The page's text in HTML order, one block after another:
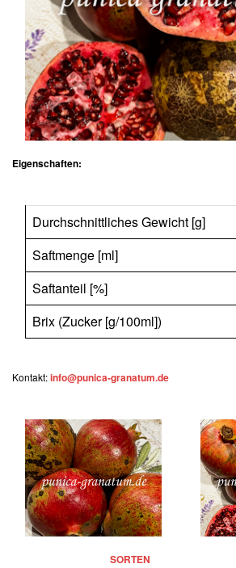
Eigenschaften:
Durchschnittliches Gewicht [g]
Saftmenge [ml]
Saftanteil [%]
Brix (Zucker [g/100ml])
Kontakt:info@punica-granatum.de
SORTEN